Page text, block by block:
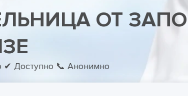
Кодирование методом
Лечение алкоголизма
Лечение пивного алкоголизма
Лечение женского
ОТ
✔ Доступно 📞 Анонимно